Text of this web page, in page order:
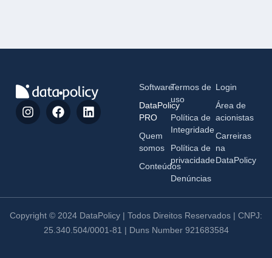
Software
DataPolicy
PRO
Quem
somos
Conteúdos
Termos de
uso
Política de
Integridade
Política de
privacidade
Denúncias
Login
Área de
acionistas
Carreiras
na
DataPolicy
Copyright © 2024 DataPolicy | Todos Direitos Reservados | CNPJ:
25.340.504/0001-81 | Duns Number 921683584